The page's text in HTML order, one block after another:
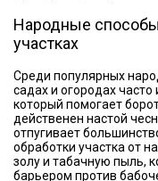
Народные
участках
Среди популярных
садах и огородах
который помогает
действенен настой
отпугивает
обработки участка от
золу и табачную пыль,
барьером против